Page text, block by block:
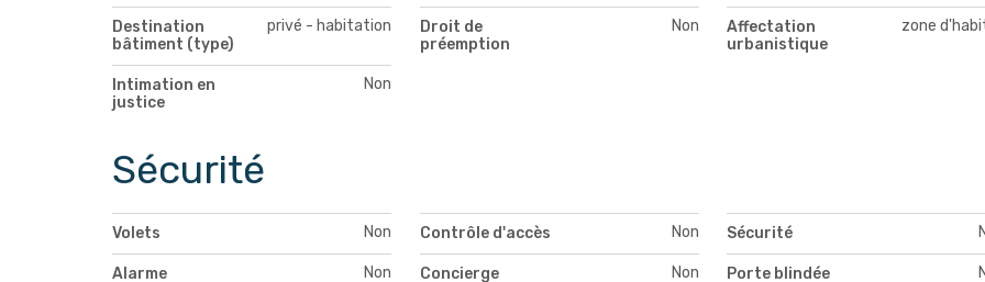
Destination
bâtiment (type)
privé - habitation
Droit de
préemption
Non
Affectation
urbanistique
zone
Intimation en
justice
Non
Sécurité
Volets Non Contrôle d'accès Non Sécurité
Alarme Non Concierge Non Porte blindée